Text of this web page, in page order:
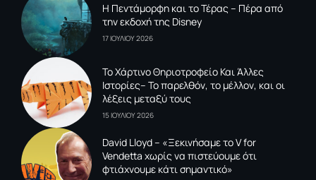
Η Πεντάμορφη και το Τέρας – Πέρα από
την εκδοχή της Disney
17 ΙΟΥΛΙΟΥ 2026
To Xάρτινο Θηριοτροφείο Και Άλλες
Ιστορίες– Το παρελθόν, το μέλλον, και οι
λέξεις μεταξύ τους
15 ΙΟΥΛΙΟΥ 2026
David Lloyd – «Ξεκινήσαμε το V for
Vendetta χωρίς να πιστεύουμε ότι
φτιάχνουμε κάτι σημαντικό»